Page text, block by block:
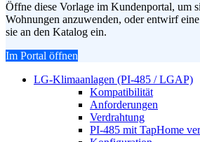
Öffne diese Vorlage im Kundenportal, um
Wohnungen anzuwenden, oder entwirf
sie an den Katalog ein.
Im Portal öffnen
LG-Klimaanlagen (PI-485 / LGAP)
Kompatibilität
Anforderungen
Verdrahtung
PI-485 mit TapHome